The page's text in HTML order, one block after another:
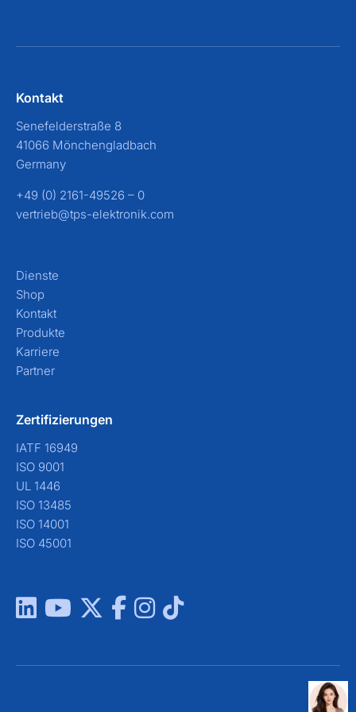
Kontakt
Senefelderstraße 8
41066 Mönchengladbach
Germany
+49 (0) 2161-49526 – 0
vertrieb@tps-elektronik.com
Dienste
Shop
Kontakt
Produkte
Karriere
Partner
Zertifizierungen
IATF 16949
ISO 9001
UL 1446
ISO 13485
ISO 14001
ISO 45001